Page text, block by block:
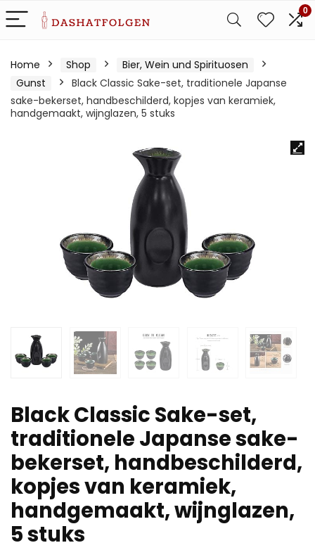
0
Home Shop
Bier, Wein und Spirituosen
Gunst
Black Classic Sake-set, traditionele Japanse
sake-bekerset, handbeschilderd, kopjes van keramiek,
handgemaakt, wijnglazen, 5 stuks
Black Classic Sake-set,
traditionele Japanse sake-
bekerset, handbeschilderd,
kopjes van keramiek,
handgemaakt, wijnglazen,
5 stuks